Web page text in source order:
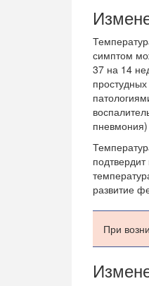
симптом
37 на 14
пневмония)
развитие
При